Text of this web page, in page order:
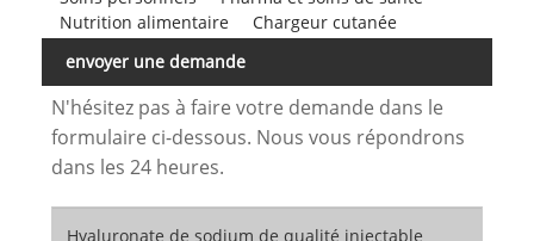
Nutrition alimentaire
Chargeur cutanée
envoyer une demande
N'hésitez pas à faire votre demande dans le
formulaire ci-dessous. Nous vous répondrons
dans les 24 heures.